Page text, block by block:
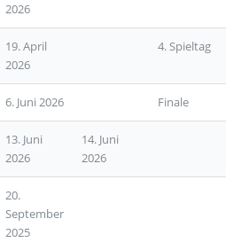
2026
19. April
2026
4. Spieltag
6. Juni 2026 Finale
13. Juni
2026
14. Juni
2026
20.
September
2025